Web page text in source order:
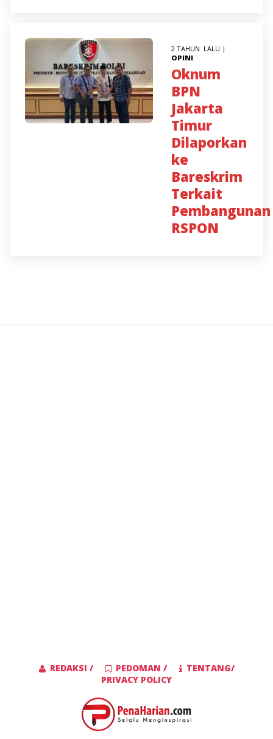
2 TAHUN LALU |
OPINI
Oknum
BPN
Jakarta
Timur
Dilaporkan
ke
Bareskrim
Terkait
Pembangunan
RSPON
REDAKSI / PEDOMAN /
TENTANG/
PRIVACY POLICY